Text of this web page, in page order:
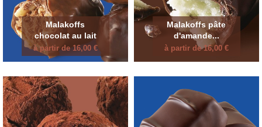
Malakoffs
chocolat au lait
à partir de 16,00 €
Malakoffs pâte
d'amande...
à partir de 16,00 €